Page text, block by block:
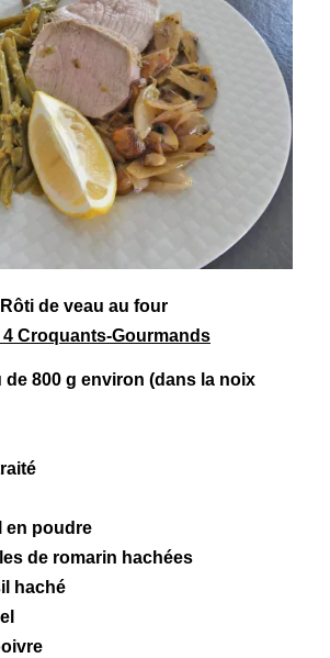
Rôti deveau au four
4 Croquants-Gourmands
de 800 g environ (dans la noix
en poudre
de romarin hachées
haché